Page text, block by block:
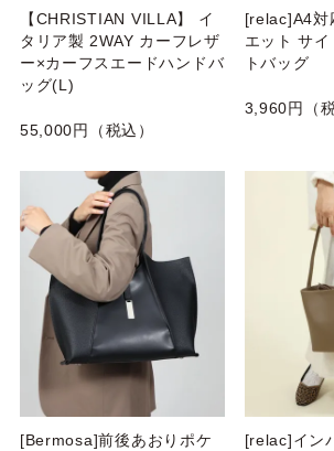
【CHRISTIAN VILLA】 イ
タリア製 2WAY カーフレザ
ー×カーフスエードハンドバ
ッグ(L)
55,000円（税込）
[Bermosa]前後あおりポケ
[relac]A4対
エット サ
トバッグ
3,960円（税
[relac]イン